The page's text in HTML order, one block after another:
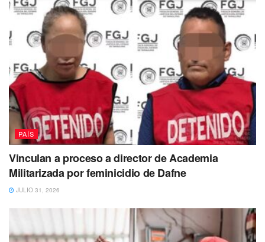
PAÍS
Vinculan a proceso a director de Academia
Militarizada por feminicidio de Dafne
JULIO 31, 2026